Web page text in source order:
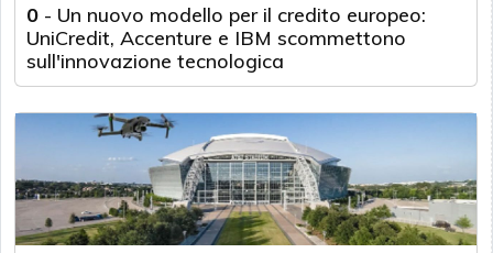
0 - Un nuovo modello per il credito europeo:
UniCredit, Accenture e IBM scommettono
sull'innovazione tecnologica